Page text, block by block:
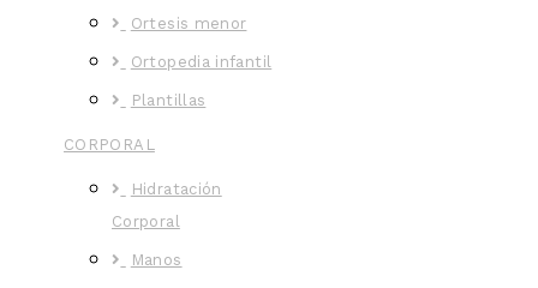
Ortesis menor
Ortopedia infantil
Plantillas
CORPORAL
Hidratación
Corporal
Manos